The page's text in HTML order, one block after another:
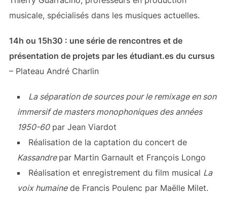
musicale, spécialisés dans les musiques actuelles.
14h ou 15h30 : une série de rencontres et de
présentation de projets par les étudiant.es du cursus
– Plateau André Charlin
La séparation de sources pour le remixage en son
immersif de masters monophoniques des années
1950-60par Jean Viardot
Réalisation de la captation du concert de
Kassandre par Martin Garnault et François Longo
Réalisation et enregistrement du film musical La
voix humainede Francis Poulenc par Maëlle Milet.